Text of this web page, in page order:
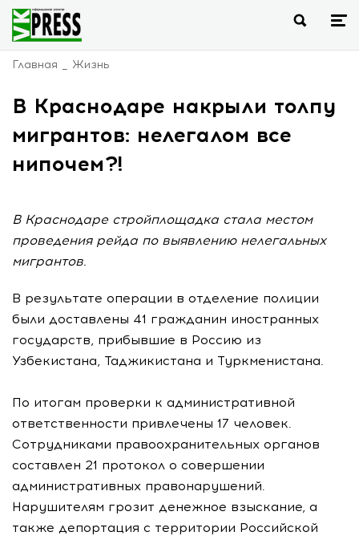
Главная Жизнь
В Краснодаре накрыли толпу
мигрантов: нелегалом все
нипочем?!
В Краснодаре стройплощадка стала местом
проведения рейда по выявлению нелегальных
мигрантов.
В результате операции в отделение полиции
были доставлены 41 гражданин иностранных
государств, прибывшие в Россию из
Узбекистана, Таджикистана и Туркменистана.
По итогам проверки к административной
ответственности привлечены 17 человек.
Сотрудниками правоохранительных органов
составлен 21 протокол о совершении
административных правонарушений.
Нарушителям грозит денежное взыскание, а
также депортация с территории Российской